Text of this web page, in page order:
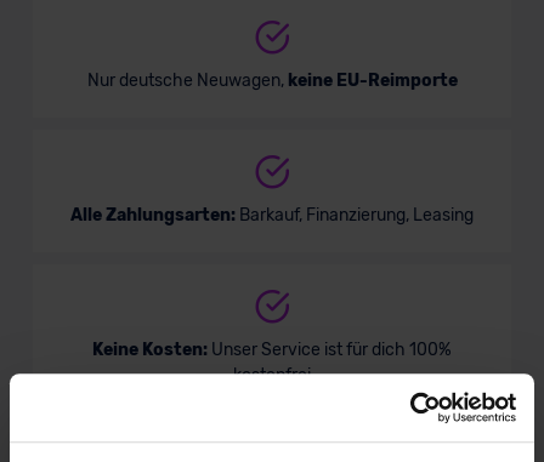
Nur deutsche Neuwagen, keine EU-Reimporte
Alle Zahlungsarten: Barkauf, Finanzierung, Leasing
Keine Kosten: Unser Service ist für dich 100%
kostenfrei